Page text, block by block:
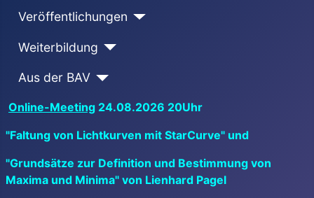
Veröffentlichungen
Weiterbildung
Aus der BAV
Online-Meeting 24.08.2026 20Uhr
"Faltung von Lichtkurven mit StarCurve" und
"Grundsätze zur Definition und Bestimmung von
Maxima und Minima" von Lienhard Pagel